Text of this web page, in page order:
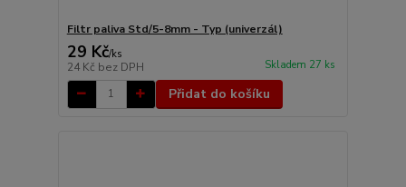
Filtr paliva Std/5-8mm - Typ (univerzál)
29 Kč/ks
24 Kč bez DPH Skladem 27 ks
Přidat do košíku